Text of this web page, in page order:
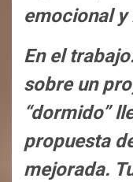
emocional
En el
sobre un
“dormido”
propuesta
mejorada.